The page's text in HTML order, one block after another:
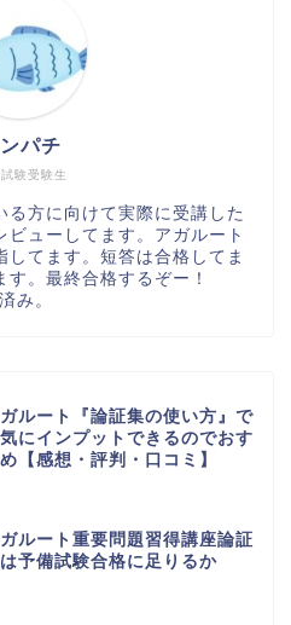
験受験生
パチ
る方に向けて実際に受講した
ューしてます。アガルート
してます。短答は合格してま
。最終合格するぞー！
み。
ルート『論証集の使い方』で
にインプットできるのでおす
【感想・評判・口コミ】
ルート重要問題習得講座論証
予備試験合格に足りるか